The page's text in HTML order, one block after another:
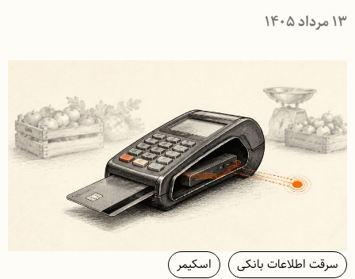
۱۳ مرداد ۱۴۰۵
سرقت اطلاعات بانکی اسکیمر